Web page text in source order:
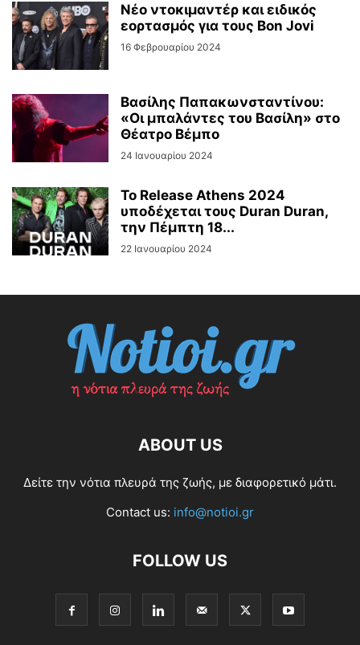
Νέο ντοκιμαντέρ και ειδικός
εορτασμός για τους Bon Jovi
16 Φεβρουαρίου 2024
Βασίλης Παπακωνσταντίνου:
«Οι μπαλάντες του Βασίλη» στο
Θέατρο Βέμπο
24 Ιανουαρίου 2024
Το Release Athens 2024
υποδέχεται τους Duran Duran,
την Πέμπτη 18...
22 Ιανουαρίου 2024
ABOUT US
Δείτε την νότια πλευρά της ζωής, με διαφορετικό μάτι.
Contact us: info@notioi.gr
FOLLOW US